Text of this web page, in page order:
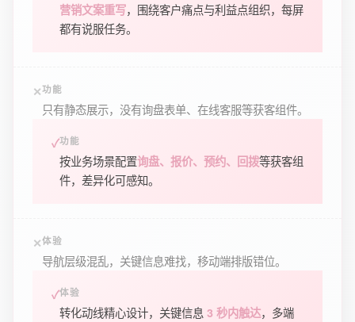
营销文案重写，围绕客户痛点与利益点组织，每屏
都有说服任务。
功能
只有静态展示，没有询盘表单、在线客服等获客组件。
功能
按业务场景配置询盘、报价、预约、回拨等获客组
件，差异化可感知。
体验
导航层级混乱，关键信息难找，移动端排版错位。
体验
转化动线精心设计，关键信息 3 秒内触达，多端